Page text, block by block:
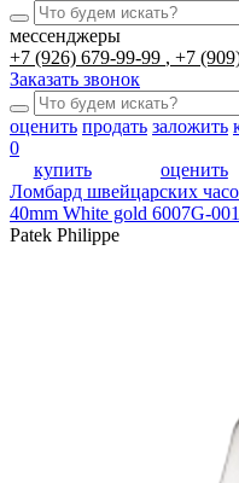
мессенджеры
+7 (926) 679-99-99
+7
Заказать звонок
оценить продать заложить
0
купить
оценить
Ломбард швейцарских
40mm White gold 6007G-001
Patek Philippe